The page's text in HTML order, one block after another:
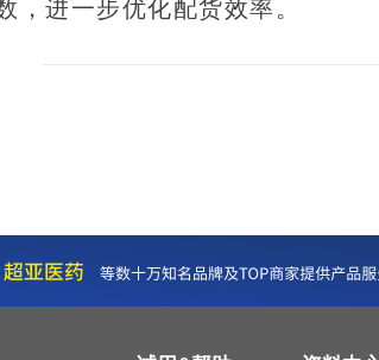
，进一步优化配货效率。